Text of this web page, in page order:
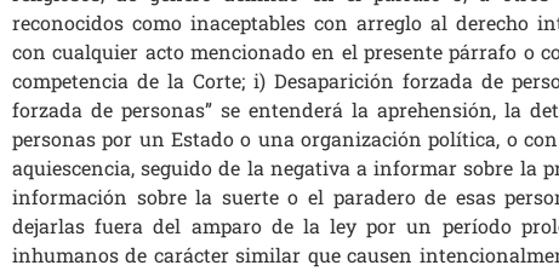
reconocidos como inaceptables con arreglo al derecho
con cualquier acto mencionado en el presente párrafo o
competencia de la Corte; i) Desaparición forzada de
forzada de personas” se entenderá la aprehensión, la
personas por un Estado o una organización política, o
aquiescencia, seguido de la negativa a informar sobre la
información sobre la suerte o el paradero de esas
dejarlas fuera del amparo de la ley por un período
inhumanos de carácter similar que causen